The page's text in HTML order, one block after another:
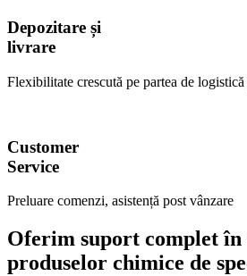
Depozitare și
livrare
Flexibilitate crescută pe partea de
Customer
Service
Preluare comenzi, asistență post vânzare
Oferim suport complet în
produselor chimice de